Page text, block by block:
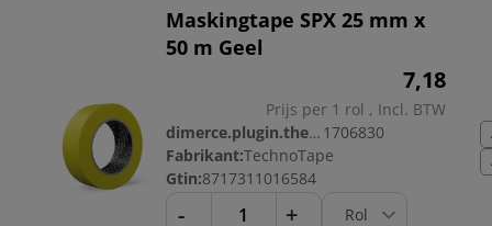
Maskingtape SPX 25 mm x
50 m Geel
7,18
Prijs per 1 rol , Incl. BTW
dimerce.plugin.theme.productnr: 1706830
Fabrikant:TechnoTape
Gtin:8717311016584
- +